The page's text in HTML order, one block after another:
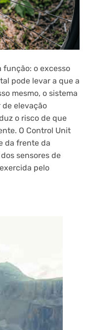
função: o excesso
pode levar a que a
mesmo, o sistema
elevação
o risco de que
O Control Unit
da frente da
sensores de
pelo